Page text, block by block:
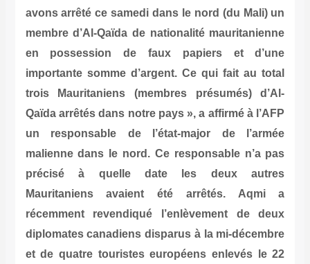
avons arrêté ce samedi dans le nord (du Mali) un
membre d’Al-Qaïda de nationalité mauritanienne
en possession de faux papiers et d’une
importante somme d’argent. Ce qui fait au total
trois Mauritaniens (membres présumés) d’Al-
Qaïda arrêtés dans notre pays », a affirmé à l’AFP
un responsable de l’état-major de l’armée
malienne dans le nord. Ce responsable n’a pas
précisé à quelle date les deux autres
Mauritaniens avaient été arrêtés. Aqmi a
récemment revendiqué l’enlèvement de deux
diplomates canadiens disparus à la mi-décembre
et de quatre touristes européens enlevés le 22